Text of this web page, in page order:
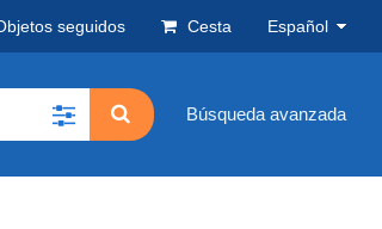
seguidos Cesta Español
Búsqueda avanzada